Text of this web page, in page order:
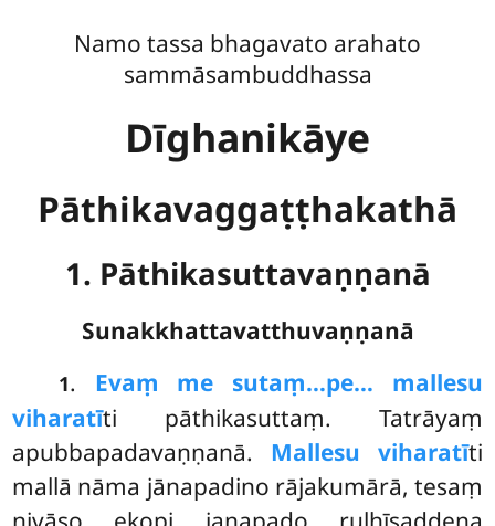
Namo tassa bhagavato arahato
sammāsambuddhassa
Dīghanikāye
Pāthikavaggaṭṭhakathā
1. Pāthikasuttavaṇṇanā
Sunakkhattavatthuvaṇṇanā
1. Evaṃ
me sutaṃ…pe… mallesu
viharatīti pāthikasuttaṃ. Tatrāyaṃ
apubbapadavaṇṇanā. Mallesu viharatīti
mallā nāma jānapadino rājakumārā, tesaṃ